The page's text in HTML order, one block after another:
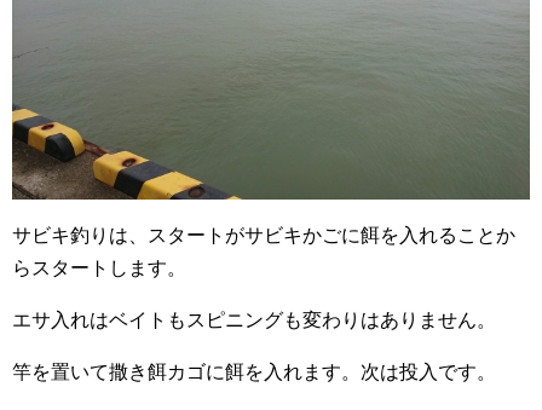
サビキ釣りは、スタートがサビキかごに餌を入れることか
らスタートします。
エサ入れはベイトもスピニングも変わりはありません。
竿を置いて撒き餌カゴに餌を入れます。次は投入です。